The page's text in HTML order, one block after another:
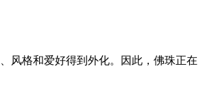
风格和爱好得到外化。因此，佛珠正在